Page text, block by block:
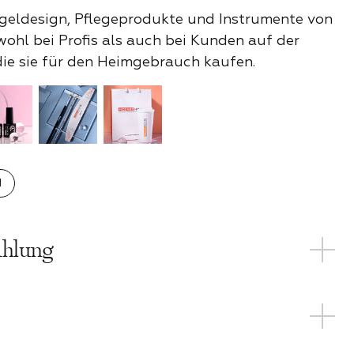
Pflegeprodukte und Instrumente von
bei Profis als auch bei Kunden auf der
sie für den Heimgebrauch kaufen.